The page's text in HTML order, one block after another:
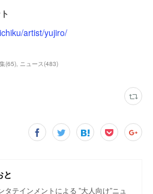
artist/yujiro/
(65) ニュース(483)
と
タテインメントによる ”大人向け”ニュ